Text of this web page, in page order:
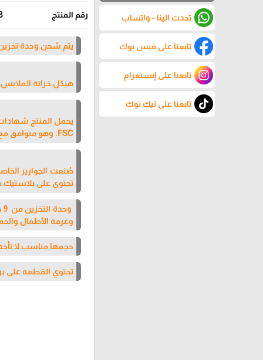
تحدث الينا - واتساب
تابعنا على فيس بوك
تابعنا على إنستغرام
تابعنا على تيك توك
رقم المنتج
يتم شحن وحدة تخزين الالعاب من 9
هيكل خزانة
FSC. وهو متوافق مع معايير E1 ولا يحتوي على مواد مسرطنة.
صُنعت الجوارير
تحتوي على بلاستيك
وغرفة الأطفال
حجمها مناسب لا
تحتوي القطعه على